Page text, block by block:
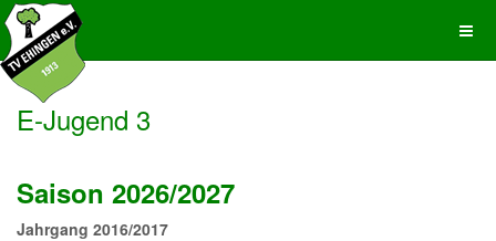
E-Jugend 3
Saison 2026/2027
Jahrgang 2016/2017